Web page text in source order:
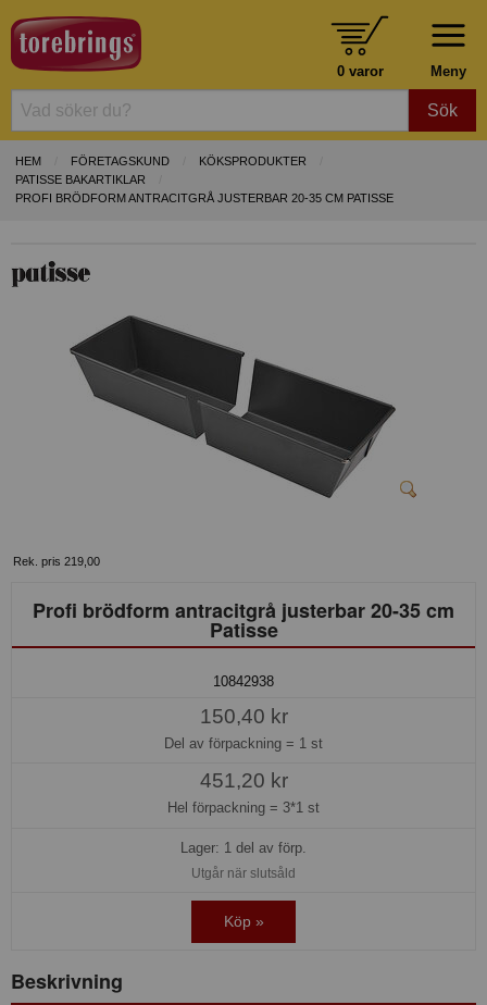
Meny
0 varor
Sök
HEM FÖRETAGSKUND
KÖKSPRODUKTER
PATISSE BAKARTIKLAR
PROFI BRÖDFORM ANTRACITGRÅ JUSTERBAR 20-35 CM PATISSE
Rek. pris 219,00
Profi brödform antracitgrå justerbar 20-35 cm
Patisse
10842938
150,40 kr
Del av förpackning = 1 st
451,20 kr
Hel förpackning = 3*1 st
Lager: 1 del av förp.
Utgår när slutsåld
Köp »
Beskrivning